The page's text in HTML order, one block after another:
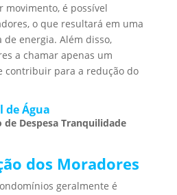
movimento, é possível
o que resultará em uma
energia. Além disso,
a chamar apenas um
contribuir para a redução do
de Água
Despesa Tranquilidade
dos Moradores
geralmente é